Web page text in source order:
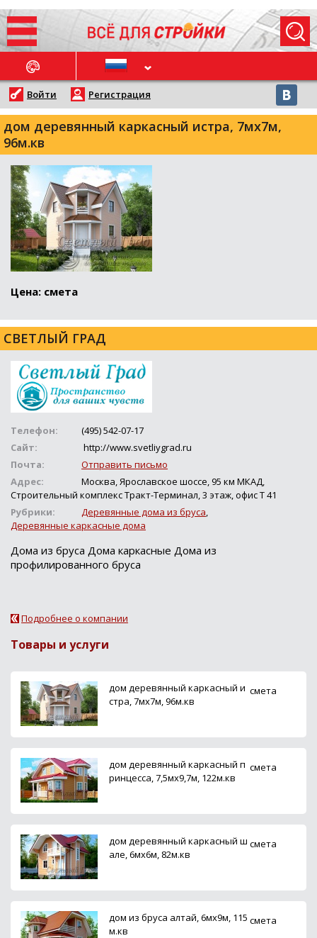
НОВОСТИ
Войти Регистрация
дом деревянный каркасный истра, 7мх7м,
96м.кв
Цена: смета
СВЕТЛЫЙ ГРАД
Телефон:
(495) 542-07-17
Сайт:
http://www.svetliygrad.ru
Почта:
Отправить письмо
Адрес:
Москва, Ярославское шоссе, 95 км МКАД,
Cтроительный комплекс Тракт-Терминал, 3 этаж, офис Т 41
Рубрики:
Деревянные дома из бруса,
Деревянные каркасные дома
Дома из бруса Дома каркасные Дома из
профилированного бруса
Подробнее о компании
Товары и услуги
дом деревянный каркасный и
стра, 7мх7м, 96м.кв
смета
дом деревянный каркасный п
ринцесса, 7,5мх9,7м, 122м.кв
смета
дом деревянный каркасный ш
але, 6мх6м, 82м.кв
смета
дом из бруса алтай, 6мх9м, 115
м.кв
смета